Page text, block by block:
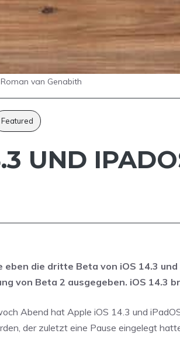
Roman van Genabith
Featured
UND
eben die dritte Beta von iOS 14.3
von Beta 2 ausgegeben. iOS 14.3
Abend hat Apple iOS 14.3 und
der zuletzt eine Pause eingelegt